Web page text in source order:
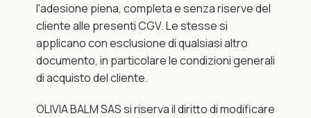
l'adesione piena, completa e senza riserve del
cliente alle presenti CGV. Le stesse si
applicano con esclusione di qualsiasi altro
documento, in particolare le condizioni generali
di acquisto del cliente.
OLIVIA BALM SAS si riserva il diritto di modificare